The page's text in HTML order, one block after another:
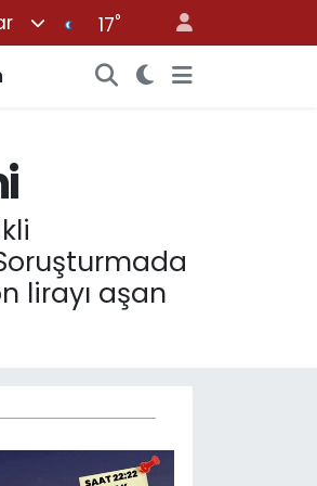
17°
lirayı aşan